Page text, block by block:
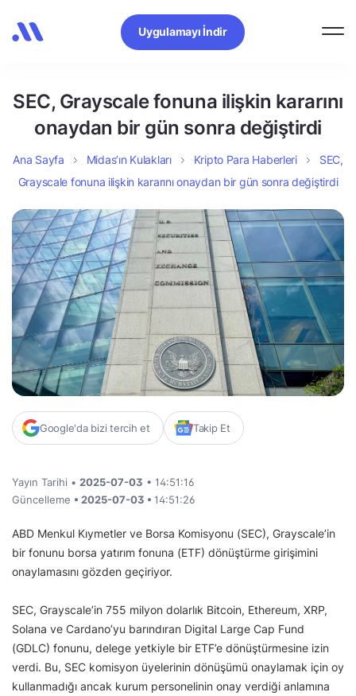
Uygulamayı İndir
SEC, Grayscale fonuna ilişkin kararını
onaydan bir gün sonra değiştirdi
Ana Sayfa Midas’ın Kulakları Kripto Para Haberleri
SEC,
Grayscale fonuna ilişkin kararını onaydan bir gün sonra değiştirdi
Google'da bizi tercih et Takip Et
Yayın Tarihi • 2025-07-03 • 14:51:16
Güncelleme • 2025-07-03 • 14:51:26
ABD Menkul Kıymetler ve Borsa Komisyonu (SEC), Grayscale’in
bir fonunu borsa yatırım fonuna (ETF) dönüştürme girişimini
onaylamasını gözden geçiriyor.
SEC, Grayscale’in 755 milyon dolarlık Bitcoin, Ethereum, XRP,
Solana ve Cardano’yu barındıran Digital Large Cap Fund
(GDLC) fonunu, delege yetkiyle bir ETF’e dönüştürmesine izin
verdi. Bu, SEC komisyon üyelerinin dönüşümü onaylamak için oy
kullanmadığı ancak kurum personelinin onay verdiği anlamına